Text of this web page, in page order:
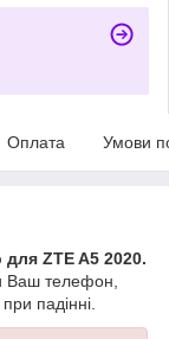
Оплата Умови
ZTE A5 2020.
Ваш телефон,
падінні.